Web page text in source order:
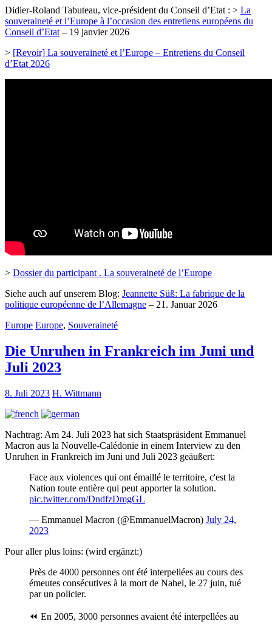
Didier-Roland Tabuteau, vice-président du Conseil d’Etat : > La
souveraineté et l’Europe à l’occasion des entretiens européens du
Conseil d’Etat – 19 janvier 2026
> [Revoir] La souveraineté et l’Europe – Entretiens du Conseil
d’Etat 2026
> Dossier du participant . La souveraineté de l’Europe
Siehe auch auf unserem Blog: Jeannette Süß: La fabrique de la
politique européenne de l’Allemagne – 21. Januar 2026
Europe Europe, Souveraineté
Die Unruhen in Frankreich im Juni und
Juli 2023
8. Juli 2023 H. Wittmann
Nachtrag: Am 24. Juli 2023 hat sich Staatspräsident Emmanuel
Macron aus la Nouvelle-Calédonie in einem Interview zu den
Unruhen in Frankreich im Juni und Juli 2023 geäußert:
Face aux violences qui ont émaillé le territoire, c'est la
Nation toute entière qui peut apporter la solution.
pic.twitter.com/DndfzDmgGL
— Emmanuel Macron (@EmmanuelMacron) July 24,
2023
Pour aller plus loins: (wird ergänzt:)
Près de 4000 personnes ont été interpellées au cours des
émeutes consécutives à la mort de Nahel, le 27 juin, tué
par un policier.
⏪ En 2005, 3000 personnes avaient été interpellées au